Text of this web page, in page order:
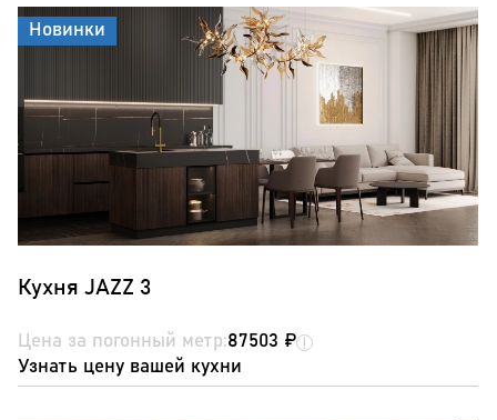
Новинки
Кухня JAZZ 3
Цена за погонный метр:87503 ₽
Узнать цену вашей кухни